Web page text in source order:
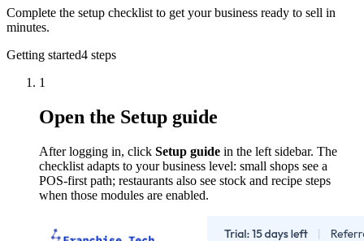
Complete the setup checklist to get your business ready to sell in
minutes.
Getting started4 steps
1
Open the Setup guide
After logging in, click Setup guide in the left sidebar. The
checklist adapts to your business level: small shops see a
POS-first path; restaurants also see stock and recipe steps
when those modules are enabled.